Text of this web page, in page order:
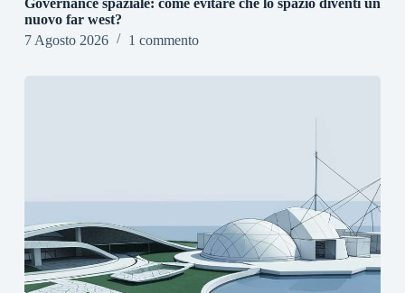
Governance spaziale: come evitare che lo spazio diventi un
nuovo far west?
7 Agosto 2026
1 commento